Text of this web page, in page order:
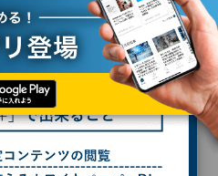
超越性と暗号安全性の等価性を証明
ピュータの量子超越性
を証明